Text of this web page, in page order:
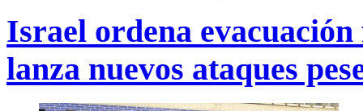
Israel ordena
lanza nuevos ataques